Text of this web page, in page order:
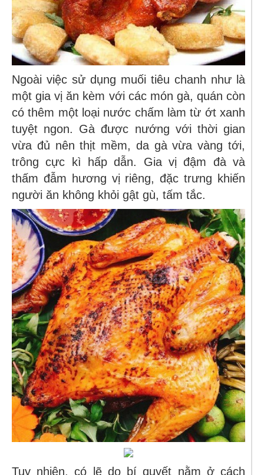
Ngoài việc sử dụng muối tiêu chanh như là
một gia vị ăn kèm với các món gà, quán còn
có thêm một loại nước chấm làm từ ớt xanh
tuyệt ngon. Gà được nướng với thời gian
vừa đủ nên thịt mềm, da gà vừa vàng tới,
trông cực kì hấp dẫn. Gia vị đậm đà và
thấm đẫm hương vị riêng, đặc trưng khiến
người ăn không khỏi gật gù, tấm tắc.
Tuy nhiên, có lẽ do bí quyết nằm ở cách